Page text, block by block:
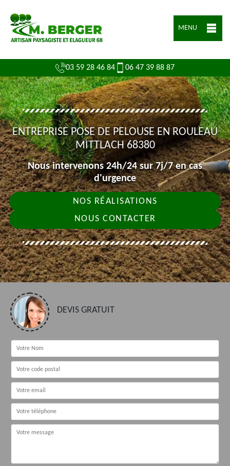
MENU
03 59 28 46 84 06 47 39 88 87
ENTREPRISE POSE DE PELOUSE EN ROULEAU
MITTLACH 68380
Nous intervenons 24h/24 sur 7j/7 en cas
d'urgence
NOS RÉALISATIONS
NOUS CONTACTER
DEVIS GRATUIT